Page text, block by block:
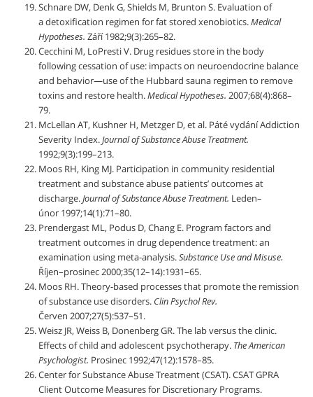
Schnare DW, Denk G, Shields M, Brunton S. Evaluation of
a detoxification regimen for fat stored xenobiotics.Medical
Hypotheses. Září 1982;9(3):265–82.
Cecchini M, LoPresti V. Drug residues store in the body
following cessation of use: impacts on neuroendocrine balance
and behavior—use of the Hubbard sauna regimen to remove
toxins and restore health.Medical Hypotheses. 2007;68(4):868–
79.
McLellan AT, Kushner H, Metzger D, et al. Páté vydání Addiction
Severity Index.Journal of Substance Abuse Treatment.
1992;9(3):199–213.
Moos RH, King MJ. Participation in community residential
treatment and substance abuse patients’ outcomes at
discharge.Journal of Substance Abuse Treatment. Leden–
únor 1997;14(1):71–80.
Prendergast ML, Podus D, Chang E. Program factors and
treatment outcomes in drug dependence treatment: an
examination using meta-analysis.Substance Use and Misuse.
Říjen–prosinec 2000;35(12–14):1931–65.
Moos RH. Theory-based processes that promote the remission
of substance use disorders. Clin Psychol Rev.
Červen 2007;27(5):537–51.
Weisz JR, Weiss B, Donenberg GR. The lab versus the clinic.
Effects of child and adolescent psychotherapy. The American
Psychologist. Prosinec 1992;47(12):1578–85.
Center for Substance Abuse Treatment (CSAT). CSAT GPRA
Client Outcome Measures for Discretionary Programs.